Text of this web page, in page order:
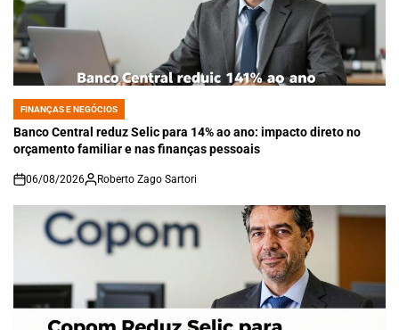
POSTED
IN
FINANÇAS E NEGÓCIOS
Banco Central reduz Selic para 14% ao ano: impacto direto no
orçamento familiar e nas finanças pessoais
on
06/08/2026 Roberto Zago Sartori